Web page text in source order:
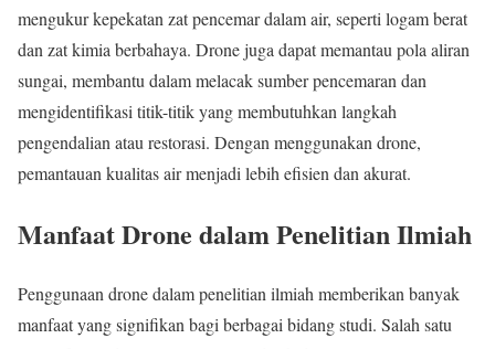
mengukur kepekatan zat pencemar dalam air, seperti logam berat
dan zat kimia berbahaya. Drone juga dapat memantau pola aliran
sungai, membantu dalam melacak sumber pencemaran dan
mengidentifikasi titik-titik yang membutuhkan langkah
pengendalian atau restorasi. Dengan menggunakan drone,
pemantauan kualitas air menjadi lebih efisien dan akurat.
Manfaat Drone dalam Penelitian Ilmiah
Penggunaan drone dalam penelitian ilmiah memberikan banyak
manfaat yang signifikan bagi berbagai bidang studi. Salah satu